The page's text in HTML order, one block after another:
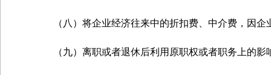
（八）将企业经济往来中的折扣费、中介费，因企
（九）离职或者退休后利用原职权或者职务上的影